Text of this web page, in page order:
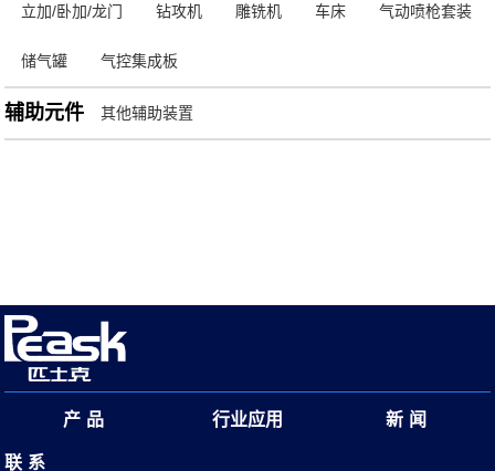
立加/卧加/龙门 钻攻机 雕铣机 车床 气动喷枪套装
储气罐 气控集成板
辅助元件 其他辅助装置
产品 行业应用 新闻
联系